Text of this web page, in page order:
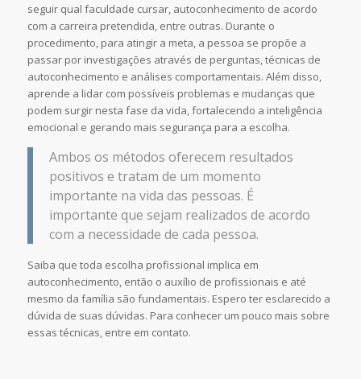
seguir qual faculdade cursar, autoconhecimento de acordo
com a carreira pretendida, entre outras. Durante o
procedimento, para atingir a meta, a pessoa se propõe a
passar por investigações através de perguntas, técnicas de
autoconhecimento e análises comportamentais. Além disso,
aprende a lidar com possíveis problemas e mudanças que
podem surgir nesta fase da vida, fortalecendo a inteligência
emocional e gerando mais segurança para a escolha.
Ambos os métodos oferecem resultados
positivos e tratam de um momento
importante na vida das pessoas. É
importante que sejam realizados de acordo
com a necessidade de cada pessoa.
Saiba que toda escolha profissional implica em
autoconhecimento, então o auxílio de profissionais e até
mesmo da família são fundamentais. Espero ter esclarecido a
dúvida de suas dúvidas. Para conhecer um pouco mais sobre
essas técnicas, entre em contato.